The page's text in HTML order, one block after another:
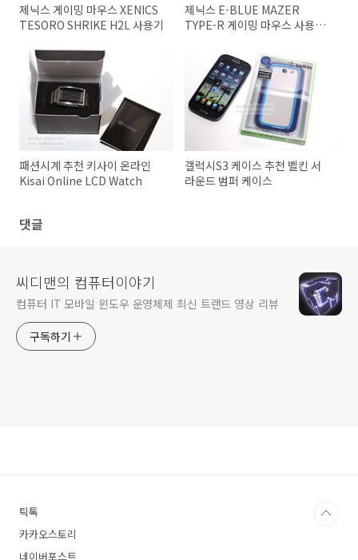
제닉스 게이밍 마우스 XENICS
TESORO SHRIKE H2L 사용기
제닉스 E-BLUE MAZER
TYPE-R 게이밍 마우스 사용기
패션시계 추천 키사이 온라인
Kisai Online LCD Watch
갤럭시S3 케이스 추천 벨킨 서
라운드 범퍼 케이스
댓글
씨디맨의 컴퓨터이야기
컴퓨터 IT 모바일 윈도우 운영체제 최신 트랜드 영상 리뷰
구독하기
틱톡
카카오스토리
네이버포스트